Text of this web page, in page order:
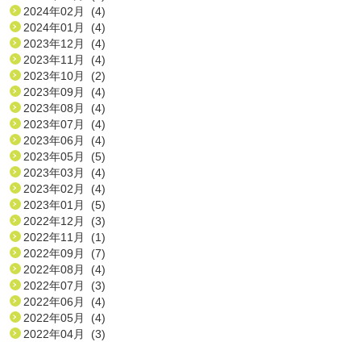
2024年02月 (4)
2024年01月 (4)
2023年12月 (4)
2023年11月 (4)
2023年10月 (2)
2023年09月 (4)
2023年08月 (4)
2023年07月 (4)
2023年06月 (4)
2023年05月 (5)
2023年03月 (4)
2023年02月 (4)
2023年01月 (5)
2022年12月 (3)
2022年11月 (1)
2022年09月 (7)
2022年08月 (4)
2022年07月 (3)
2022年06月 (4)
2022年05月 (4)
2022年04月 (3)